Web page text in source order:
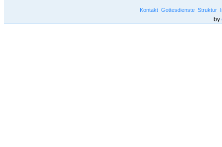
Kontakt Gottesdienste Struktur
by